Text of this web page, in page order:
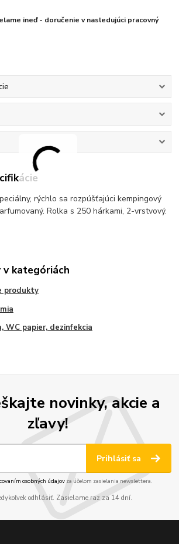
ineď - doručenie v nasledujúci pracovný
rýchlo sa rozpúšťajúci kempingový
Rolka s 250 hárkami, 2-vrstvový.
v kategóriách
produkty
WC papier, dezinfekcia
novinky, akcie a
zľavy!
Prihlásiť sa
osobných údajov za účelom zasielania newslettera.
odhlásiť. Zasielame raz za 14 dní.